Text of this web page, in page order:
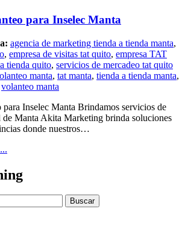
para Inselec Manta
agencia de marketing tienda a tienda manta,
, empresa de visitas tat quito, empresa TAT
tienda quito, servicios de mercadeo tat quito
manta, tat manta, tienda a tienda manta,
volanteo manta
para Inselec Manta Brindamos servicios de
de Manta Akita Marketing brinda soluciones
donde nuestros…